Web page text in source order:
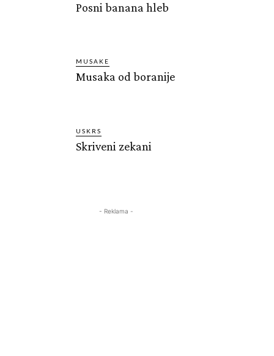
Posni banana hleb
MUSAKE
Musaka od boranije
USKRS
Skriveni zekani
- Reklama -